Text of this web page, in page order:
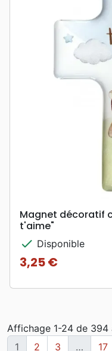
Magnet décoratif
t'aime"
check Disponible
Prix
3,25 €
Affichage 1-24 de 394
1
2 3 … 17